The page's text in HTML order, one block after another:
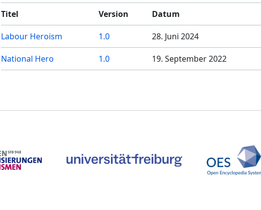
Titel Version Datum
Labour Heroism 1.0 28. Juni 2024
National Hero 1.0 19. September 2022